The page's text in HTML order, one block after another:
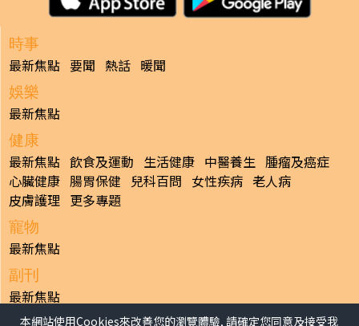
時事
最新焦點 要聞 熱話 暖聞
娛樂
最新焦點
健康
最新焦點 飲食及運動 生活健康 中醫養生 腫瘤及癌症
心臟健康 腸胃保健 兒科百問 女性疾病 老人病
皮膚護理 更多專題
寵物
最新焦點
副刊
最新焦點
本網站使用Cookies來改善您的瀏覽體驗, 請確定您同意及接受我